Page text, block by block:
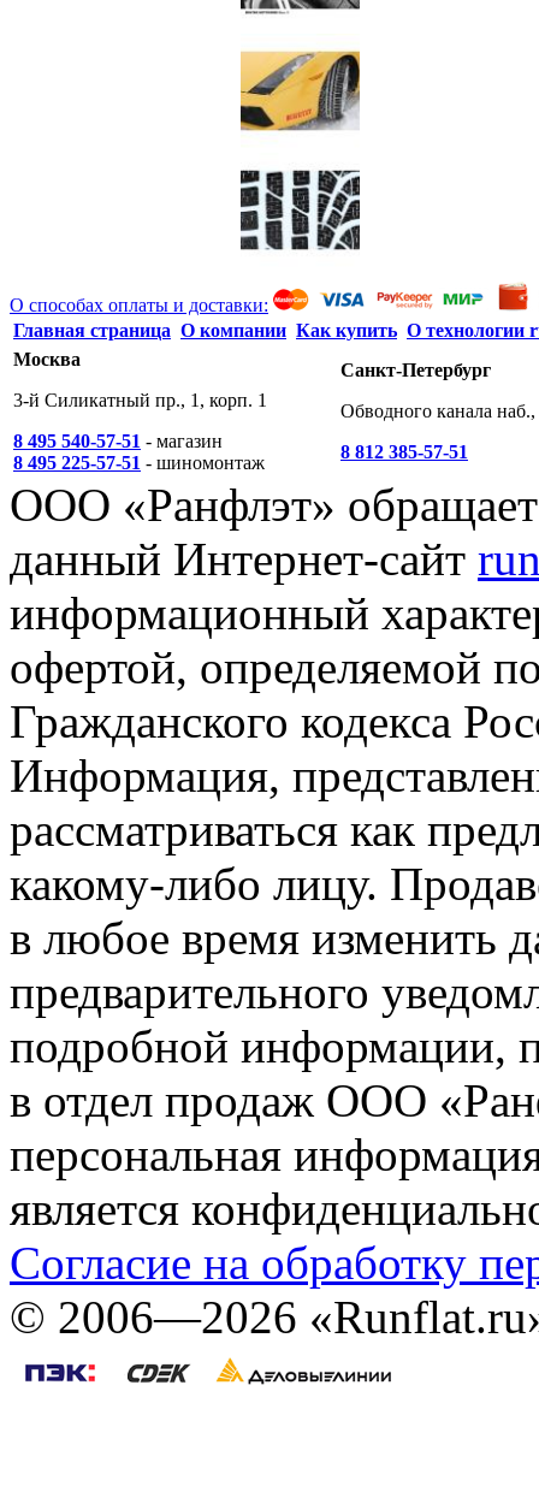
О способах оплаты и доставки:
Главная страница О компании Как купить О технологии
Москва
3-й Силикатный пр., 1, корп. 1
8 495 540-57-51 - магазин
8 495 225-57-51 - шиномонтаж
Санкт-Петербург
Обводного канала
8 812 385-57-51
ООО «Ранфлэт»
данный Интернет-сайт
информационный
офертой, определяемой
Гражданского кодекса
Информация,
рассматриваться как
какому-либо лицу.
в любое время изменить
предварительного
подробной информации,
в отдел продаж ООО
персональная
является
Согласие на обработку
© 2006—2026